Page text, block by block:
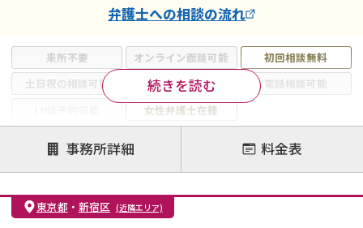
来所不要 オンライン面談可能
初回相談無料
土日祝の相談可能
19時以降電話可能
電話相談可能
女性弁護士在籍
注力案件
離婚前相談
離婚調停
離婚裁判
親権・面会交流権
DV
モラハラ
不貞・不倫慰謝料請求
国際離婚
続きを読む
弁護士への相談の流れ
事務所詳細 料金表
東京都 ・ 新宿区 (近隣エリア)